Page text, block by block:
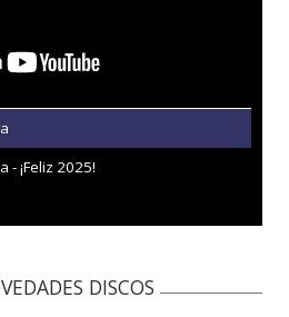
- ¡Feliz 2025!
DISCOS